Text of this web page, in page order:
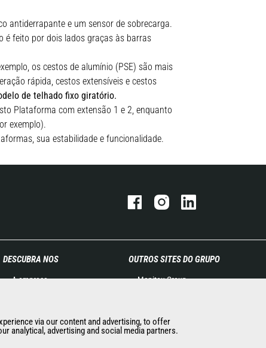
antiderrapante e um sensor de sobrecarga.
é feito por dois lados graças às barras
os cestos de alumínio (PSE) são mais
rápida, cestos extensíveis e cestos
de telhado fixo giratório.
Plataforma com extensão 1 e 2, enquanto
exemplo).
sua estabilidade e funcionalidade.
DESCUBRA NOS
A empresa
Eventos
Notícias
OUTROS SITES DO GRUPO
Manitou Group
RMI Manitou
Gehl
via our content and advertising, to offer
analytical, advertising and social media partners.